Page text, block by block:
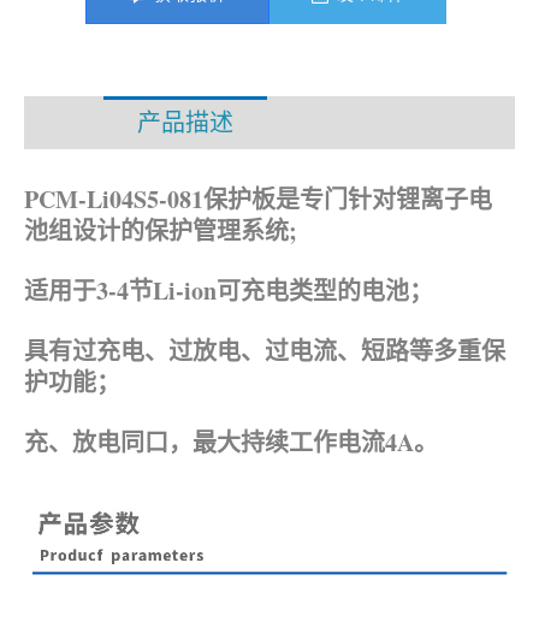
产品描述
PCM-Li04S5-081保护板是专门针对锂离子电
池组设计的保护管理系统;
适用于3-4节Li-ion可充电类型的电池；
具有过充电、过放电、过电流、短路等多重保
护功能；
充、放电同口，最大持续工作电流4A。